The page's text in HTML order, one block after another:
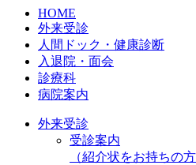
HOME
外来受診
人間ドック・健康診断
入退院・面会
診療科
病院案内
外来受診
受診案内
（紹介状をお持ちの方